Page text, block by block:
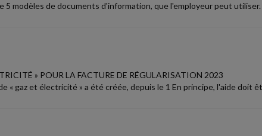
5 modèles de documents d'information, que l'employeur peut
» POUR LA FACTURE DE RÉGULARISATION 2023
« gaz et électricité » a été créée, depuis le 1 En principe, l'aide doit